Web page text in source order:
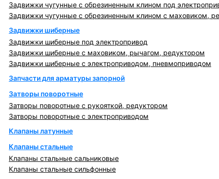
Задвижки чугунные с обрезиненным клином под
Задвижки чугунные с обрезиненным клином с маховиком,
Задвижки шиберные
Задвижки шиберные под электропривод
Задвижки шиберные с маховиком, рычагом, редуктором
Задвижки шиберные с электроприводом, пневмоприводом
Запчасти для арматуры запорной
Затворы поворотные
Затворы поворотные с рукояткой, редуктором
Затворы поворотные с электроприводом
Клапаны латунные
Клапаны стальные
Клапаны стальные сальниковые
Клапаны стальные сильфонные